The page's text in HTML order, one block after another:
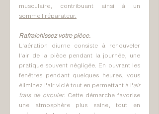
sommeil réparateur.
Rafraichissez votre pièce.
L'aération diurne consiste à renouveler
l'air de la pièce pendant la journée, une
pratique souvent négligée. En ouvrant les
fenêtres pendant quelques heures, vous
éliminez l'air vicié tout en permettant à l'air
frais de circuler. Cette démarche favorise
une atmosphère plus saine, tout en